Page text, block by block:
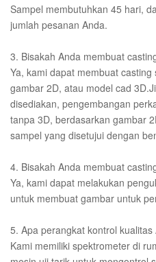
Sampel membutuhkan 45 hari,
jumlah pesanan Anda.
3. Bisakah Anda membuat
Ya, kami dapat membuat
gambar 2D, atau model cad
disediakan, pengembangan
tanpa 3D, berdasarkan gambar
sampel yang disetujui dengan
4. Bisakah Anda membuat
Ya, kami dapat melakukan
untuk membuat gambar untuk
5. Apa perangkat kontrol kualitas
Kami memiliki spektrometer di